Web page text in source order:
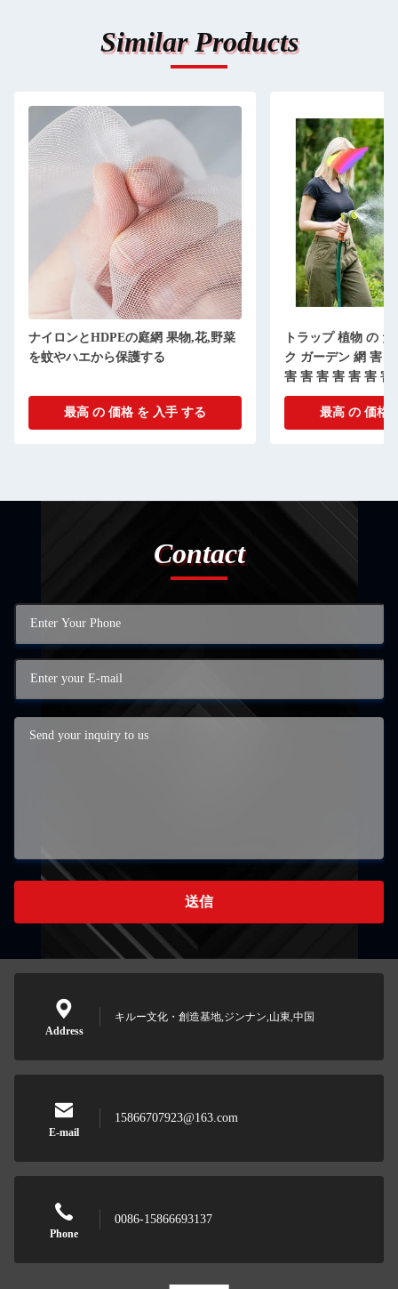
Similar Products
ナイロンとHDPEの庭網 果物,花,野菜
を蚊やハエから保護する
最高 の 価格 を 入手 する
トラップ 植物 の
ク ガーデン 網 害
害 害 害 害 害 害 害
害 害 害 害 害 害 害
害 害 害 害 害 害
害 害 害 害 害 害 害
害 害 害 害 害 害 害
最高 の 価格
Contact
送信
Address
キルー文化・創造基地,ジンナン,山東,中国
E-mail
15866707923@163.com
Phone
0086-15866693137